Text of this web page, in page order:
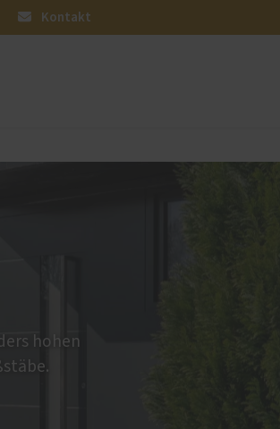
Kontakt
Sonnen- und Insektenschutz
hohen